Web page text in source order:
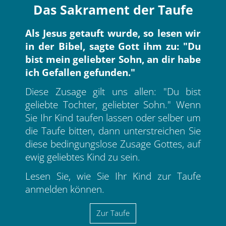
Das Sakrament der Taufe
Als Jesus getauft wurde, so lesen wir
in der Bibel, sagte Gott ihm zu: "Du
bist mein geliebter Sohn, an dir habe
ich Gefallen gefunden."
Diese Zusage gilt uns allen: "Du bist
geliebte Tochter, geliebter Sohn." Wenn
Sie Ihr Kind taufen lassen oder selber um
die Taufe bitten, dann unterstreichen Sie
diese bedingungslose Zusage Gottes, auf
ewig geliebtes Kind zu sein.
Lesen Sie, wie Sie Ihr Kind zur Taufe
anmelden können.
Zur Taufe